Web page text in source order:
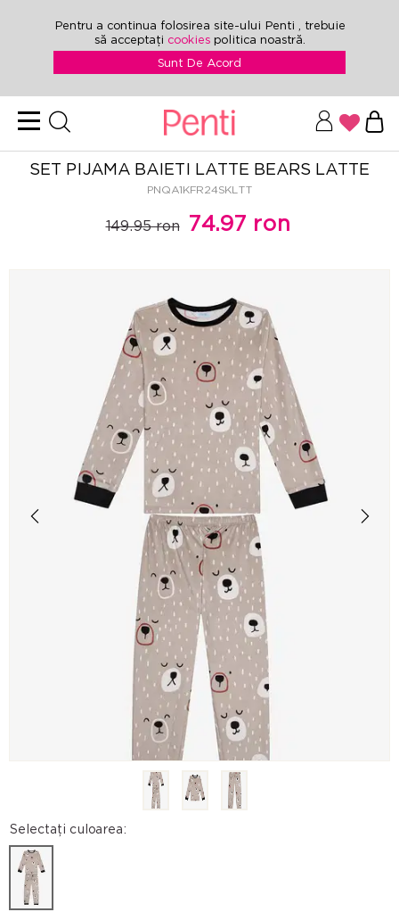
Pentru a continua folosirea site-ului Penti , trebuie
să acceptați cookies politica noastră.
Sunt De Acord
SET PIJAMA BAIETI LATTE BEARS LATTE
PNQA1KFR24SKLTT
149.95 ron 74.97 ron
Selectați culoarea: